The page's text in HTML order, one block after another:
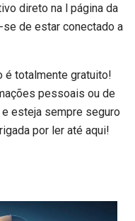
direto na l página da
de estar conectado a
é totalmente gratuito!
pessoais ou de
esteja sempre seguro
por ler até aqui!